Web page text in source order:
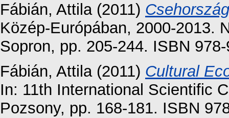
Fábián, Attila(2011)
Közép-Európában, 2000-2013.
Sopron, pp. 205-244. ISBN
Fábián, Attila(2011) Cultural
In: 11th International Scientific
Pozsony, pp. 168-181. ISBN